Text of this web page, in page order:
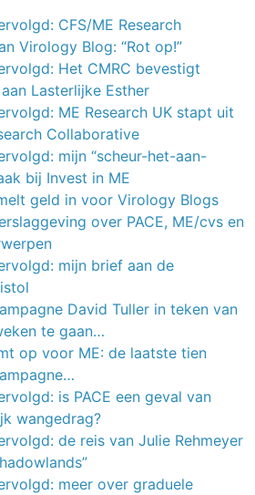
CFS/ME Research
Virology Blog: “Rot op!”
Het CMRC bevestigt
Lasterlijke Esther
ME Research UK stapt uit
Collaborative
mijn “scheur-het-aan-
bij Invest in ME
geld in voor Virology Blogs
over PACE, ME/cvs en
mijn brief aan de
David Tuller in teken van
te gaan…
op voor ME: de laatste tien
is PACE een geval van
wangedrag?
de reis van Julie Rehmeyer
meer over graduele